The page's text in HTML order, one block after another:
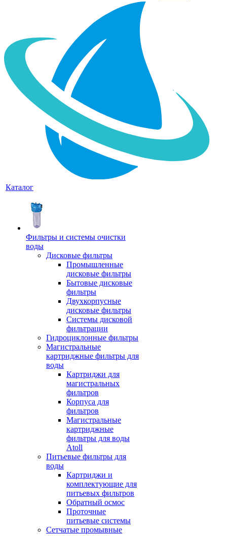
Каталог
Фильтры и системы очистки
воды
Дисковые фильтры
Промышленные
дисковые фильтры
Бытовые дисковые
фильтры
Двухкорпусные
дисковые фильтры
Системы дисковой
фильтрации
Гидроциклонные фильтры
Магистральные
картриджные фильтры для
воды
Картриджи для
магистральных
фильтров
Корпуса для
фильтров
Магистральные
картриджные
фильтры для воды
Atoll
Питьевые фильтры для
воды
Картриджи и
комплектующие для
питьевых фильтров
Обратный осмос
Проточные
питьевые системы
Сетчатые промывные